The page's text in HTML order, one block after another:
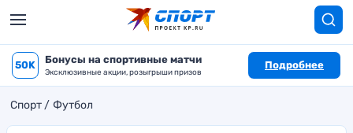
50K Бонусы на спортивные матчи
Эксклюзивные акции, розыгрыши призов
Подробнее
Спорт Футбол